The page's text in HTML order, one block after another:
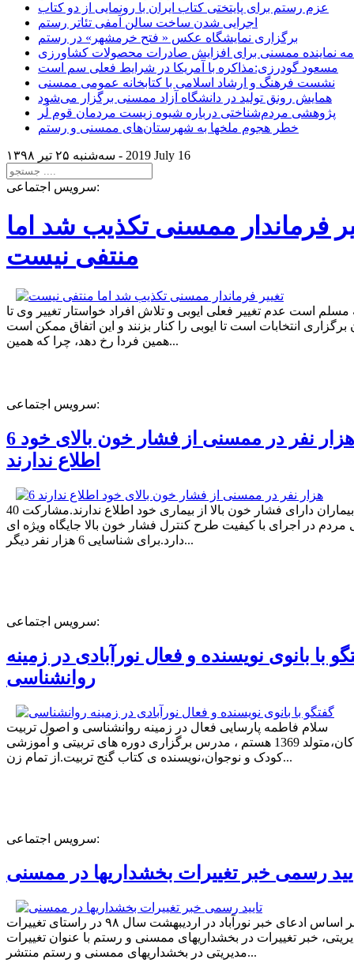
عزم رستم برای پایتختی کتاب ایران با رونمایی از دو کتاب
اجرایی شدن ساخت سالن آمفی تئاتر رستم
برگزاری نمایشگاه عکس « فتح خرمشهر» در رستم
نماینده ممسنی برای افزایش صادرات محصولات کشاورزی
مسعود گودرزی:مذاکره با آمریکا در شرایط فعلی سم است
نشست فرهنگ و ارشاد اسلامی با کتابخانه عمومی ممسنی
همایش رونق تولید در دانشگاه آزاد ممسنی برگزار می‌شود
پژوهشی مردم‌شناختی درباره شیوه زیست مردمان قوم لُر
خطر هجوم ملخها به شهرستان‌های ممسنی و رستم
سه‌شنبه ۲۵ تير ۱۳۹۸ - 2019 July 16
سرویس اجتماعی:
فرماندار ممسنی تکذیب شد اما
منتفی نیست
مسلم است عدم تغییر فعلی ایوبی و تلاش افراد خواستار تغییر وی تا
برگزاری انتخابات است تا ایوبی را کنار بزنند و این اتفاق ممکن است
همین فردا رخ دهد، چرا که همین...
سرویس اجتماعی:
6 هزار نفر در ممسنی از فشار خون بالای خود
اطلاع ندارند
40 درصد بیماران دارای فشار خون بالا از بیماری خود اطلاع ندارند.مشارکت
در اجرای با کیفیت طرح کنترل فشار خون بالا جایگاه ویژه ای
دارد.برای شناسایی 6 هزار نفر دیگر...
سرویس اجتماعی:
با بانوی نویسنده و فعال نورآبادی در زمینه
روانشناسی
سلام فاطمه پارسایی فعال در زمینه روانشناسی و اصول تربیت
کودکان،متولد 1369 هستم ، مدرس برگزاری دوره های تربیتی و آموزشی
کودک و نوجوان،نویسنده ی کتاب گنج تربیت.از تمام زن...
سرویس اجتماعی:
رسمی خبر تغییرات بخشداریها در ممسنی
بر اساس ادعای خبر نورآباد در اردیبهشت سال ۹۸ در راستای تغییرات
خبر تغییرات در بخشداریهای ممسنی و رستم با عنوان تغییرات
مدیریتی در بخشداریهای ممسنی و رستم منتشر...